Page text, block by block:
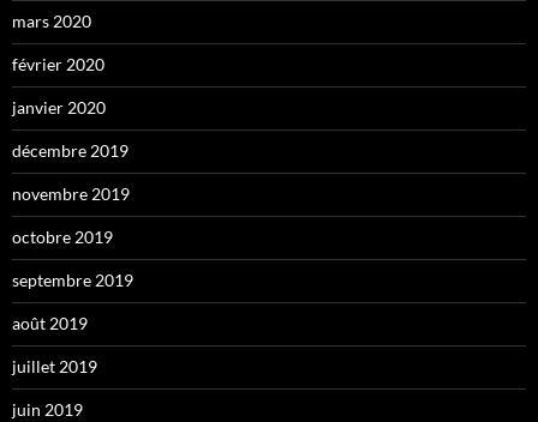
mars 2020
février 2020
janvier 2020
décembre 2019
novembre 2019
octobre 2019
septembre 2019
août 2019
juillet 2019
juin 2019